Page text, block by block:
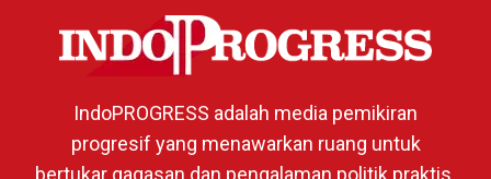
IndoPROGRESS adalah media pemikiran
progresif yang menawarkan ruang untuk